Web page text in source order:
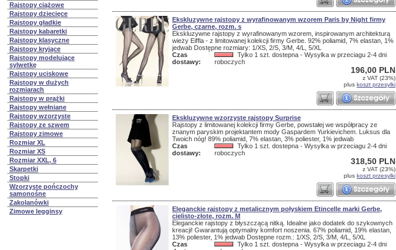
Rajstopy ciążowe
Rajstopy dziecięce
Rajstopy gładkie
Rajstopy kabaretki
Rajstopy klasyczne
Rajstopy kryjące
Rajstopy modelujące
sylwetkę
Rajstopy uciskowe
Rajstopy w dużych
rozmiarach
Rajstopy w prążki
Rajstopy wełniane
Rajstopy wzorzyste
Rajstopy ze szwem
Rajstopy zimowe
Rozmiar XL
Rozmiar XS
Rozmiar XXL, 6
Skarpetki
Stopki
Wzorzyste pończochy
samonośne
Zakolanówki
Zimowe legginsy
Ekskluzywne rajstopy z wyrafinowanym wzorem Paris by Night firmy
Gerbe, czarne, rozm. s
Ekskluzywne rajstopy z wyrafinowanym wzorem, inspirowanym architekturą
wieży Eiffla - z limitowanej kolekcji firmy Gerbe. 92% poliamid, 7% elastan, 1%
jedwab Dostępne rozmiary: 1/XS, 2/S, 3/M, 4/L, 5/XL
Czas
dostawy:
Tylko 1 szt. dostepna - Wysylka w przeciagu 2-4 dni
roboczych
196,00 PLN
z VAT (23%)
plus koszt przesylki
Ekskluzywne wzorzyste rajstopy Surprise
Rajstopy z limitowanej kolekcji firmy Gerbe, powstałej we współpracy ze
znanym paryskim projektantem mody Gaspardem Yurkievichem. Luksus dla
Twoich nóg! 89% poliamid, 7% elastan, 3% poliester, 1% jedwab
Czas
dostawy:
Tylko 1 szt. dostepna - Wysylka w przeciagu 2-4 dni
roboczych
318,50 PLN
z VAT (23%)
plus koszt przesylki
Eleganckie rajstopy z metalicznym połyskiem Etincelle marki Gerbe,
cielisto-złote, rozm. M
Eleganckie rajstopy z błyszczącą nitką. Idealne jako dodatek do szykownych
kreacji! Gwarantują optymalny komfort noszenia. 67% poliamid, 19% elastan,
13% poliester, 1% jedwab Dostępne rozm.: 1/XS, 2/S, 3/M, 4/L, 5/XL
Czas
Tylko 1 szt. dostepna - Wysylka w przeciagu 2-4 dni